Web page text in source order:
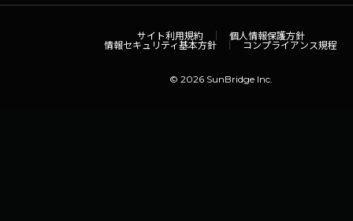
サイト利用規約 個人情報保護方針
情報セキュリティ基本方針 コンプライアンス規程
© 2026 SunBridge Inc.